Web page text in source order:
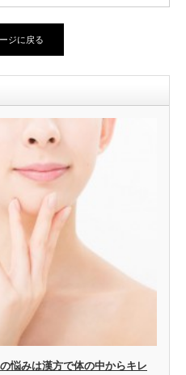
ジに戻る
悩みは漢方で体の中からキレ